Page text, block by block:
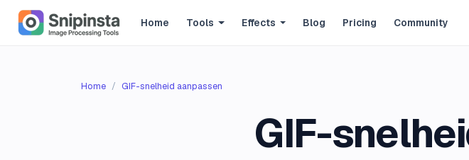
Home Tools Effects Blog Pricing Community
Home GIF-snelheid aanpassen
GIF-